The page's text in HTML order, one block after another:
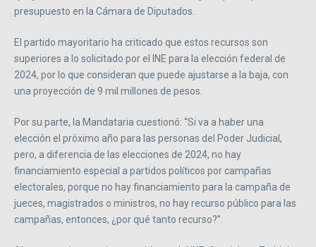
presupuesto en la Cámara de Diputados.
El partido mayoritario ha criticado que estos recursos son
superiores a lo solicitado por el INE para la elección federal de
2024, por lo que consideran que puede ajustarse a la baja, con
una proyección de 9 mil millones de pesos.
Por su parte, la Mandataria cuestionó: “Si va a haber una
elección el próximo año para las personas del Poder Judicial,
pero, a diferencia de las elecciones de 2024, no hay
financiamiento especial a partidos políticos por campañas
electorales, porque no hay financiamiento para la campaña de
jueces, magistrados o ministros, no hay recurso público para las
campañas, entonces, ¿por qué tanto recurso?”.